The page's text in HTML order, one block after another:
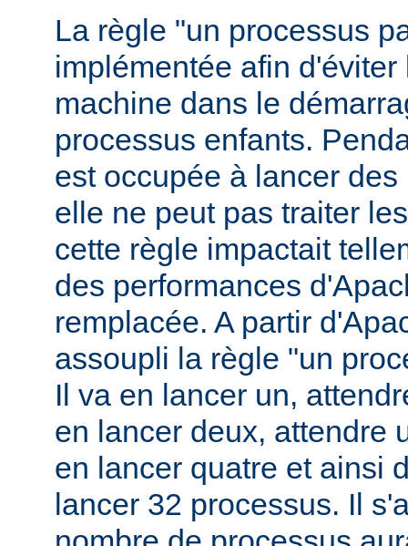
La règle "un processus
implémentée afin
machine dans le
processus enfants.
est occupée à lancer
elle ne peut pas traiter
cette règle impactait
des performances
remplacée. A partir
assoupli la règle "un
Il va en lancer un,
en lancer deux, attendre
en lancer quatre et ainsi
lancer 32 processus. Il